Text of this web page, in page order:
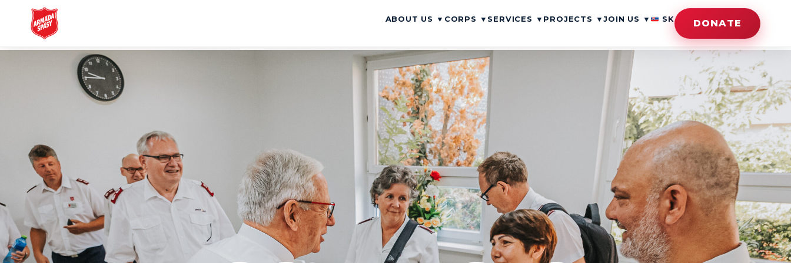
ABOUT US ▼ CORPS ▼ SERVICES ▼ PROJECTS ▼JOIN US ▼ SK DONATE